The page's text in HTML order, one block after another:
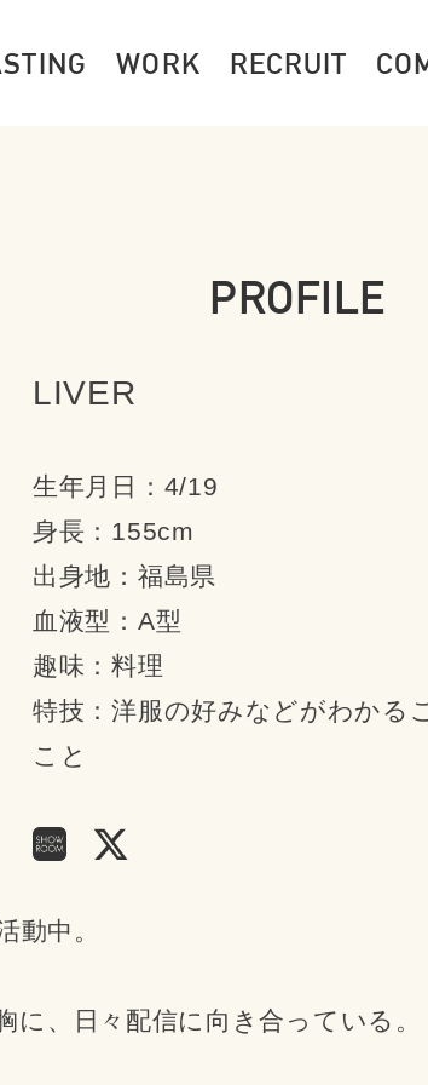
WORK RECRUIT
PROFILE
LIVER
生年月日：4/19
身長：155cm
出身地：福島県
血液型：A型
趣味：料理
特技：洋服の好みなどがわかる
こと
動中。
、日々配信に向き合っている。